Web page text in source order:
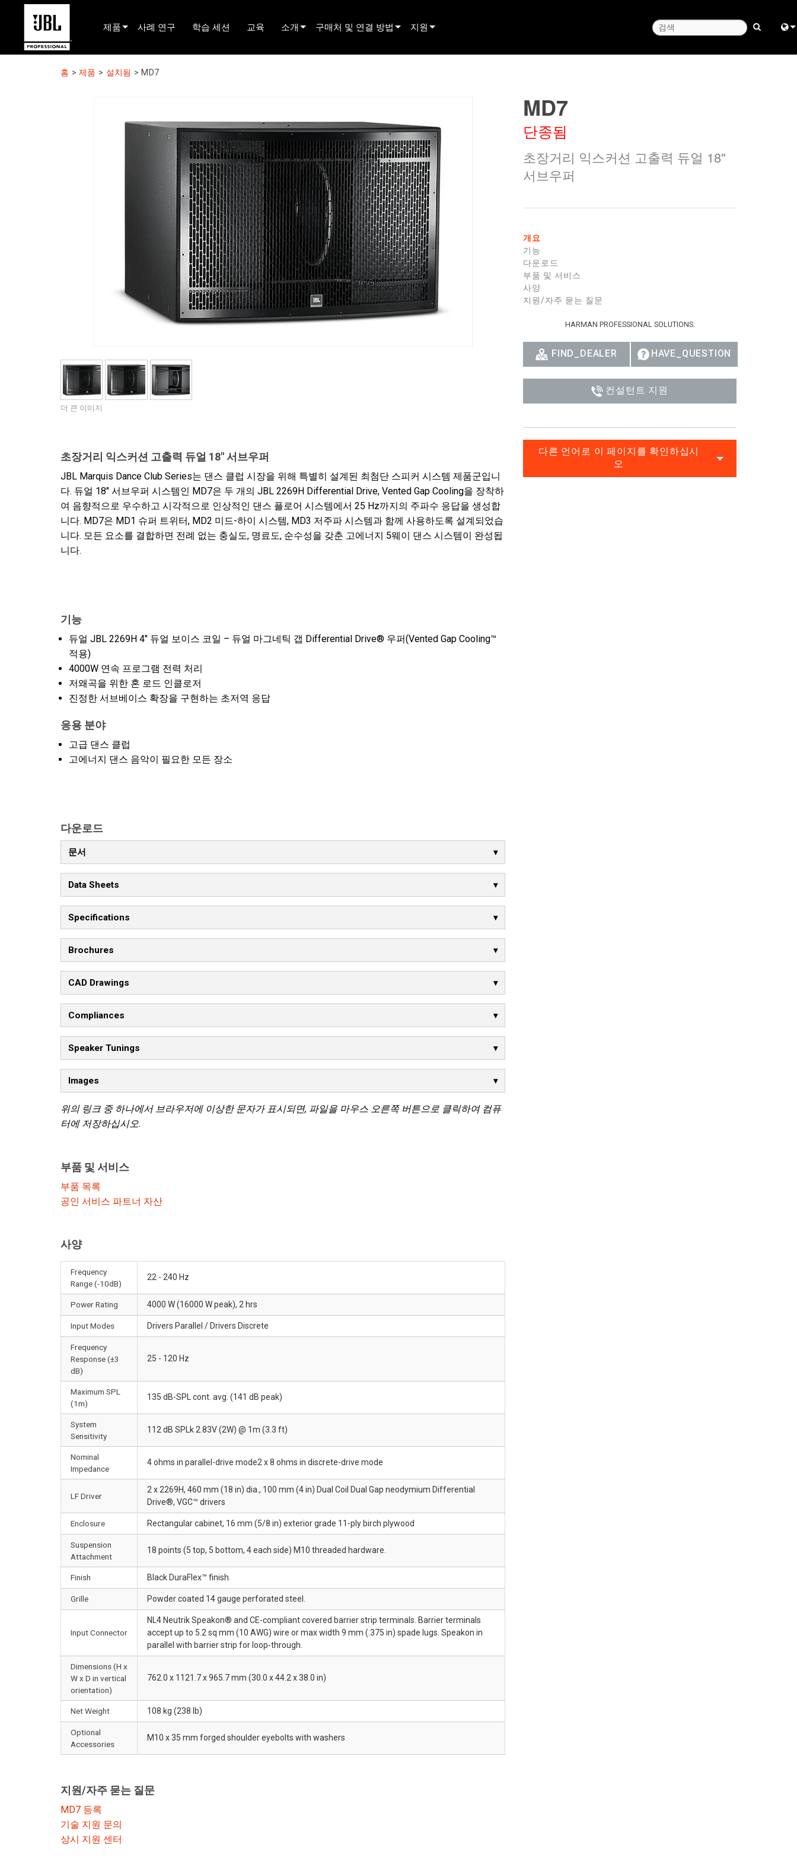
제품
라이브 포터블
사례 연구 학습 세션 교육 소개 구매처 및 연결 방법
영업팀에 문의하기
지원
소프트웨어
펌웨어
다운로드
보증
제품 등록
서비스
홈 >제품 > 설치됨 > MD7
더 큰 이미지
초장거리 익스커션 고출력 듀얼 18" 서브우퍼
JBL Marquis Dance Club Series는 댄스 클럽 시장을 위해 특별히 설계된 최첨단 스피커 시스템 제품군입니
다. 듀얼 18" 서브우퍼 시스템인 MD7은 두 개의 JBL 2269H Differential Drive, Vented Gap Cooling을 장착하
여 음향적으로 우수하고 시각적으로 인상적인 댄스 플로어 시스템에서 25 Hz까지의 주파수 응답을 생성합
니다. MD7은 MD1 슈퍼 트위터, MD2 미드-하이 시스템, MD3 저주파 시스템과 함께 사용하도록 설계되었습
니다. 모든 요소를 결합하면 전례 없는 충실도, 명료도, 순수성을 갖춘 고에너지 5웨이 댄스 시스템이 완성됩
니다.
기능
듀얼 JBL 2269H 4" 듀얼 보이스 코일 – 듀얼 마그네틱 갭 Differential Drive® 우퍼(Vented Gap Cooling™
적용)
4000W 연속 프로그램 전력 처리
저왜곡을 위한 혼 로드 인클로저
진정한 서브베이스 확장을 구현하는 초저역 응답
응용 분야
고급 댄스 클럽
고에너지 댄스 음악이 필요한 모든 장소
다운로드
문서
Data Sheets
Specifications
Brochures
CAD Drawings
Compliances
Speaker Tunings
Images
위의 링크 중 하나에서 브라우저에 이상한 문자가 표시되면, 파일을 마우스 오른쪽 버튼으로 클릭하여 컴퓨
터에 저장하십시오.
부품 및 서비스
부품 목록
공인 서비스 파트너 자산
사양
Frequency
Range (-10dB)
22 - 240 Hz
Power Rating 4000 W (16000 W peak), 2 hrs
Input Modes Drivers Parallel / Drivers Discrete
Frequency
Response (±3
dB)
25 - 120 Hz
Maximum SPL
(1m)
135 dB-SPL cont. avg. (141 dB peak)
System
Sensitivity
112 dB SPLk 2.83V (2W) @ 1m (3.3 ft)
Nominal
Impedance
4 ohms in parallel-drive mode2 x 8 ohms in discrete-drive mode
LF Driver
2 x 2269H, 460 mm (18 in) dia., 100 mm (4 in) Dual Coil Dual Gap neodymium Differential
Drive®, VGC™ drivers
Enclosure Rectangular cabinet, 16 mm (5/8 in) exterior grade 11-ply birch plywood
Suspension
Attachment
18 points (5 top, 5 bottom, 4 each side) M10 threaded hardware.
Finish Black DuraFlex™ finish.
Grille Powder coated 14 gauge perforated steel.
Input Connector
NL4 Neutrik Speakon® and CE-compliant covered barrier strip terminals. Barrier terminals
accept up to 5.2 sq mm (10 AWG) wire or max width 9 mm (.375 in) spade lugs. Speakon in
parallel with barrier strip for loop-through.
Dimensions (H x
W x D in vertical
orientation)
762.0 x 1121.7 x 965.7 mm (30.0 x 44.2 x 38.0 in)
Net Weight 108 kg (238 lb)
Optional
Accessories
M10 x 35 mm forged shoulder eyebolts with washers
지원/자주 묻는 질문
MD7 등록
기술 지원 문의
상시 지원 센터
MD7
단종됨
초장거리 익스커션 고출력 듀얼 18"
서브우퍼
개요
기능
다운로드
부품 및 서비스
사양
지원/자주 묻는 질문
HARMAN PROFESSIONAL SOLUTIONS:
FIND_DEALER HAVE_QUESTION
컨설턴트 지원
다른 언어로 이 페이지를 확인하십시
오